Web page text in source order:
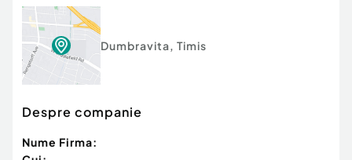
Canalizare
Gaz
Climă
Dumbravita, Timis
Despre companie
Nume Firma: